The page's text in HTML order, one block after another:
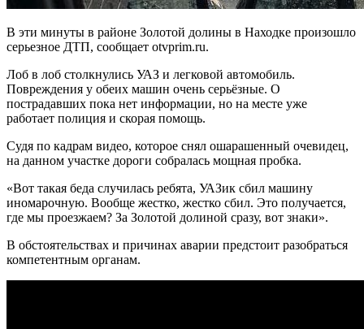
В эти минуты в районе Золотой долины в Находке произошло
серьезное ДТП, сообщает otvprim.ru.
Лоб в лоб столкнулись УАЗ и легковой автомобиль.
Повреждения у обеих машин очень серьёзные. О
пострадавших пока нет информации, но на месте уже
работает полиция и скорая помощь.
Судя по кадрам видео, которое снял ошарашенный очевидец,
на данном участке дороги собралась мощная пробка.
«Вот такая беда случилась ребята, УАЗик сбил машину
иномарочную. Вообще жестко, жестко сбил. Это получается,
где мы проезжаем? За Золотой долиной сразу, вот знаки».
В обстоятельствах и причинах аварии предстоит разобраться
компетентным органам.